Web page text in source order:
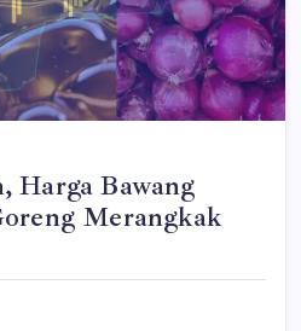
Harga Bawang
Merangkak